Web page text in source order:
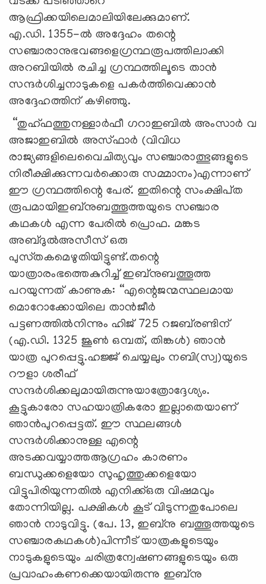
ആഫ്രിക്കയിലെമാലിയിലേക്കുമാണ്‌.
എ.ഡി. 1355-ല്‍ അദ്ദേഹം തന്റെ
സഞ്ചാരാനുഭവങ്ങളെഗ്രന്ഥരൂപത്തിലാക്കി
അറബിയില്‍ രചിച്ച ഗ്രന്ഥത്തിലൂടെ താന്‍
സന്ദര്‍ശിച്ചനാടുകളെ പകര്‍ത്തിവെക്കാന്‍
അദ്ദേഹത്തിന്‌ കഴിഞ്ഞു.
“തുഹ്‌ഫത്തുനള്ളാര്‍ഫീ ഗറാഇബില്‍ അംസാര്‍ വ
അജാഇബില്‍ അസ്‌ഫാര്‍ (വിവിധ
രാജ്യങ്ങളിലെവൈചിത്യവും സഞ്ചാരാത്ഭുങ്ങളുടെ
നിരീക്ഷിക്കുന്നവര്‍ക്കൊരു സമ്മാനം)എന്നാണ്‌
ഈ ഗ്രന്ഥത്തിന്റെ പേര്‌. ഇതിന്റെ സംക്ഷിപ്‌ത
രൂപമായിഇബ്‌നുബത്തൂത്തയുടെ സഞ്ചാര
കഥകള്‍ എന്ന പേരില്‍ പ്രൊഫ. മങ്കട
അബ്ദുല്‍അസീസ്‌ ഒരു
പുസ്‌തകമെഴുതിയിട്ടുണ്ട്‌.തന്റെ
യാത്രാരംഭത്തെകുറിച്ച്‌ ഇബ്‌നുബത്തൂത്ത
പറയുന്നത്‌ കാണുക: “എന്റെജന്മസ്ഥലമായ
മൊറോക്കോയിലെ താന്‍ജീര്‍
പട്ടണത്തില്‍നിന്നും ഹിജ്‌ 725 റജബ്‌രണ്ടിന്‌
(എ.ഡി. 1325 ജൂണ്‍ ഒമ്പത്‌, തിങ്കള്‍) ഞാന്‍
യാത്ര പുറപ്പെട്ടു.ഹജ്ജ്‌ ചെയ്യലും നബി(സ്വ)യുടെ
റൗളാ ശരീഫ്‌
സന്ദര്‍ശിക്കലുമായിരുന്നുയാത്രോദ്ദേശ്യം.
കൂട്ടുകാരോ സഹയാത്രികരോ ഇല്ലാതെയാണ്‌
ഞാന്‍പുറപ്പെട്ടത്‌. ഈ സ്ഥലങ്ങള്‍
സന്ദര്‍ശിക്കാനുള്ള എന്റെ
അടക്കവയ്യാത്തആഗ്രഹം കാരണം
ബന്ധുക്കളെയോ സുഹൃത്തുക്കളെയോ
വിട്ടുപിരിയുന്നതില്‍ എനിക്ക്‌ഒരു വിഷമവും
തോന്നിയില്ല. പക്ഷികള്‍ കൂട്‌ വിടുന്നതുപോലെ
ഞാന്‍ നാടുവിട്ടു. (പേ. 13, ഇബ്‌നു ബത്തൂത്തയുടെ
സഞ്ചാരകഥകള്‍)പിന്നീട്‌ യാത്രകളുടെയും
നാടുകളുടെയും ചരിത്രന്വേഷണങ്ങളുടെയും ഒരു
പ്രവാഹംകണക്കെയായിരുന്നു ഇബ്‌നു